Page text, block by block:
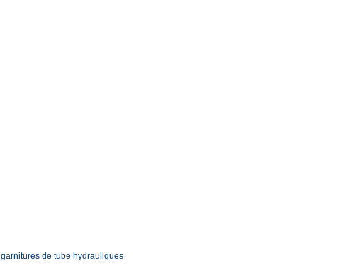
garnitures de tube hydrauliques